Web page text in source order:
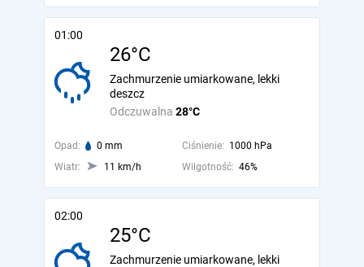
01:00
26°C
Odczuwalna 28°C
Zachmurzenie umiarkowane, lekki
deszcz
Opad: 0 mm Ciśnienie: 1000 hPa
Wiatr:
11 km/h Wilgotność: 46%
02:00
25°C
Zachmurzenie umiarkowane, lekki